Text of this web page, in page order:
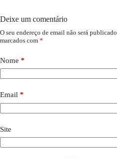
Deixe um comentário
O seu endereço de email não será publicado.
marcados com *
Nome *
Email *
Site